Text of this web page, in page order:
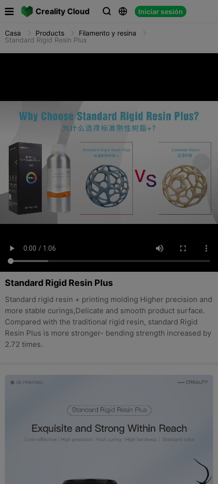
Creality Cloud   Iniciar sesión
Casa Products
Filamento y resina
Standard Rigid Resin Plus
Standard Rigid Resin Plus
Standard rigid resin + printing molding Higher precision and
more stable curings,Delicate and smooth product surface.
Compared with the traditional rigid resin, standard Rigid
Resin Plus is more stronger- bending strength increased by
2.72 times.